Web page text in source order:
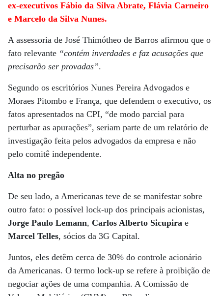
ex-executivos Fábio da Silva Abrate, Flávia Carneiro
e Marcelo da Silva Nunes.
A assessoria de José Thimótheo de Barros afirmou que o
fato relevante “contém inverdades e faz acusações que
precisarão ser provadas”.
Segundo os escritórios Nunes Pereira Advogados e
Moraes Pitombo e França, que defendem o executivo, os
fatos apresentados na CPI, “de modo parcial para
perturbar as apurações”, seriam parte de um relatório de
investigação feita pelos advogados da empresa e não
pelo comitê independente.
Alta no pregão
De seu lado, a Americanas teve de se manifestar sobre
outro fato: o possível lock-up dos principais acionistas,
Jorge Paulo Lemann, Carlos Alberto Sicupira e
Marcel Telles, sócios da 3G Capital.
Juntos, eles detêm cerca de 30% do controle acionário
da Americanas. O termo lock-up se refere à proibição de
negociar ações de uma companhia. A Comissão de